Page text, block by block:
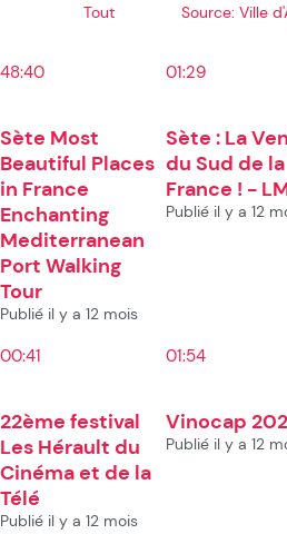
Tout Source: Ville
48:40
Sète Most
Beautiful Places
in France
Enchanting
Mediterranean
Port Walking
Tour
Publié il y a 12 mois
01:29
Sète : La
du Sud de la
France ! -
Publié il y a 12
00:41
22ème festival
Les Hérault du
Cinéma et de la
Télé
Publié il y a 12 mois
01:54
Vinocap
Publié il y a 12